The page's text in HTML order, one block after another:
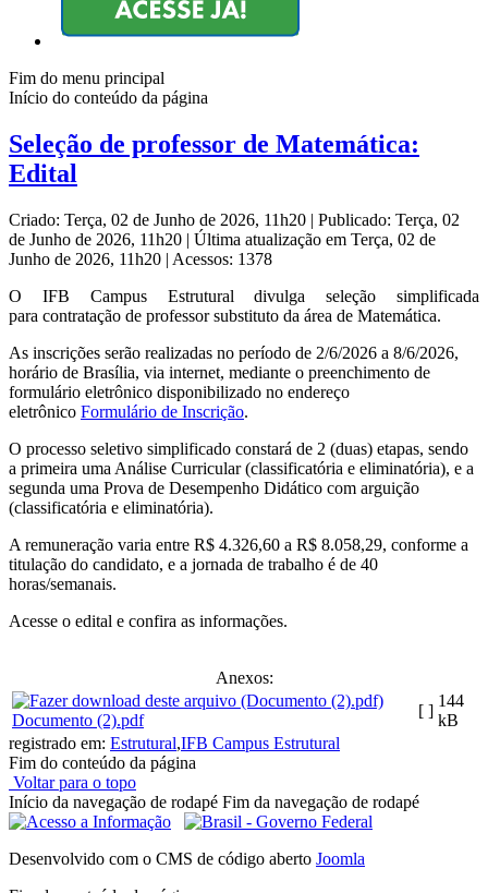
Fim do menu principal
Início do conteúdo da página
Seleção de professor de Matemática:
Edital
Criado: Terça, 02 de Junho de 2026, 11h20 | Publicado: Terça, 02
de Junho de 2026, 11h20 | Última atualização em Terça, 02 de
Junho de 2026, 11h20 | Acessos: 1378
O IFB Campus Estrutural divulga seleção simplificada
para contratação de professorsubstituto da área de Matemática.
As inscrições serão realizadas no período de 2/6/2026 a 8/6/2026,
horário de Brasília, via internet, mediante o preenchimento de
formulário eletrônico disponibilizado no endereço
eletrônico Formulário de Inscrição.
O processo seletivo simplificado constará de 2 (duas) etapas, sendo
a primeira uma Análise Curricular (classificatória e eliminatória), e a
segunda uma Prova de Desempenho Didático com arguição
(classificatória e eliminatória).
A remuneração varia entre R$ 4.326,60 a R$ 8.058,29, conforme a
titulação do candidato, e a jornada de trabalho é de 40
horas/semanais.
Acesse o edital e confira as informações.
Anexos:
Documento (2).pdf
[ ]
144
kB
registrado em: Estrutural,IFB Campus Estrutural
Fim do conteúdo da página
Voltar para o topo
Início da navegação de rodapé Fim da navegação de rodapé
Desenvolvido com o CMS de código aberto Joomla